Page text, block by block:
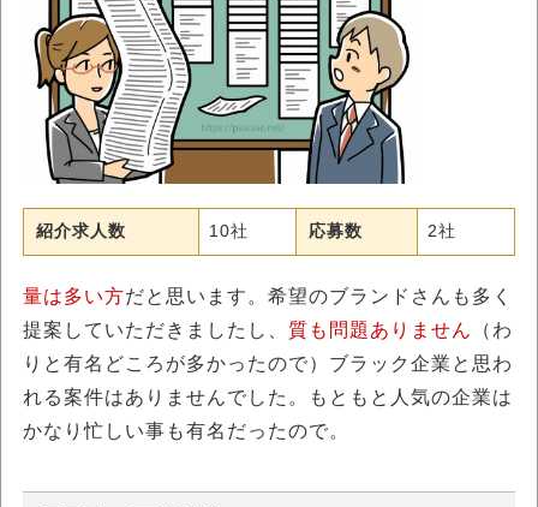
紹介求人数 10社 応募数 2社
量は多い方だと思います。希望のブランドさんも多く
提案していただきましたし、 質も問題ありません
（わ
りと有名どころが多かったので）ブラック企業と思わ
れる案件はありませんでした。もともと人気の企業は
かなり忙しい事も有名だったので。